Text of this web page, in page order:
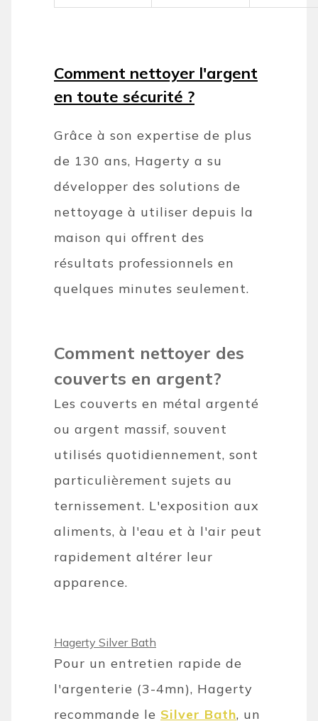
Comment nettoyer l'argent
en toute sécurité ?
Grâce à son expertise de plus
de 130 ans, Hagerty a su
développer des solutions de
nettoyage à utiliser depuis la
maison qui offrent des
résultats professionnels en
quelques minutes seulement.
Comment nettoyer des
couverts en argent?
Les couverts en métal argenté
ou argent massif, souvent
utilisés quotidiennement, sont
particulièrement sujets au
ternissement. L'exposition aux
aliments, à l'eau et à l'air peut
rapidement altérer leur
apparence.
Hagerty Silver Bath
Pour un entretien rapide de
l'argenterie (3-4mn), Hagerty
recommande le Silver Bath, un